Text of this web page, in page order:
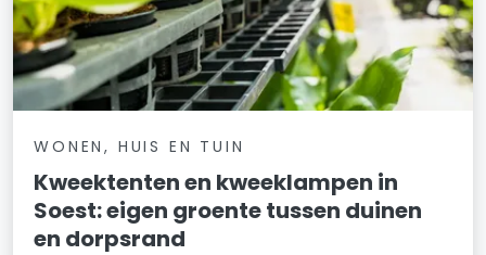
WONEN, HUIS EN TUIN
Kweektenten en kweeklampen in
Soest: eigen groente tussen duinen
en dorpsrand